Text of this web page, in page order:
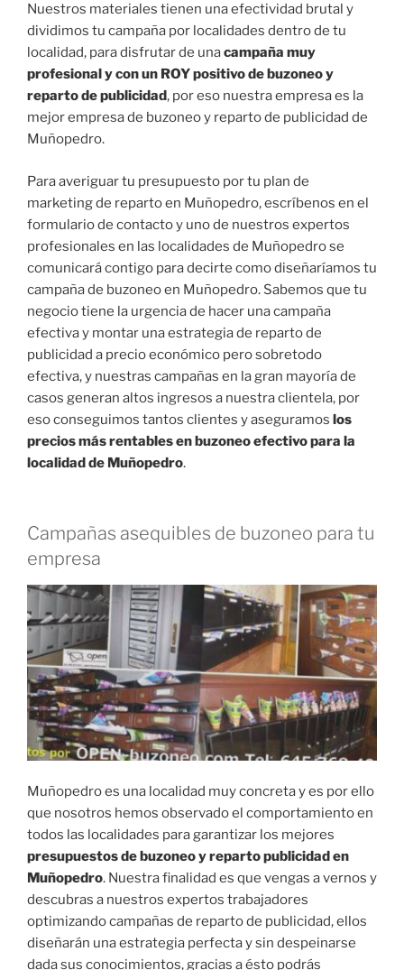
Nuestros materiales tienen una efectividad brutal y
dividimos tu campaña por localidades dentro de tu
localidad, para disfrutar de unacampaña muy
profesional y con un ROY positivo de buzoneo y
reparto de publicidad, por eso nuestra empresa es la
mejor empresa de buzoneo y reparto de publicidad de
Muñopedro.
Para averiguar tu presupuesto por tu plan de
marketing de reparto en Muñopedro, escríbenos en el
formulario de contacto y uno de nuestros expertos
profesionales en las localidades de Muñopedro se
comunicará contigo para decirte como diseñaríamos tu
campaña de buzoneo en Muñopedro. Sabemos que tu
negocio tiene la urgencia de hacer una campaña
efectiva y montar una estrategia de reparto de
publicidad a precio económico pero sobretodo
efectiva, y nuestras campañas en la gran mayoría de
casos generan altos ingresos a nuestra clientela, por
eso conseguimos tantos clientes y aseguramos los
precios más rentables en buzoneo efectivo para la
localidad de Muñopedro.
Campañas asequibles de buzoneo para tu
empresa
Muñopedro es una localidad muy concreta y es por ello
que nosotros hemos observado el comportamiento en
todos las localidades para garantizar los mejores
presupuestos de buzoneo y reparto publicidad en
Muñopedro. Nuestra finalidad es que vengas a vernos y
descubras a nuestros expertos trabajadores
optimizando campañas de reparto de publicidad, ellos
diseñarán una estrategia perfecta y sin despeinarse
dada sus conocimientos, gracias a ésto podrás